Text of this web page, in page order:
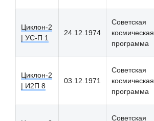
Циклон-2
| УС-П 1
24.12.1974
Советская
космическая
программа
Циклон-2
| И2П 8
03.12.1971
Советская
космическая
программа
Советская